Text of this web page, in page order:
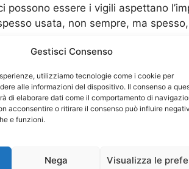
Gestisci Consenso
utilizziamo tecnologie come i cookie per
alle informazioni del dispositivo. Il consenso a
di elaborare dati come il comportamento di
acconsentire o ritirare il consenso può influire
e funzioni.
Nega Visualizza le
essere i vigili aspettano
usata, non sempre, ma
a imprese funebri che
la legge e questo porta ad
rivolti all’allestimento e